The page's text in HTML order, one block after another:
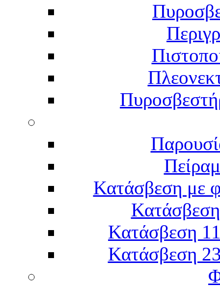
Κατάσβεση με
Κατάσβεση
Κατάσβεση